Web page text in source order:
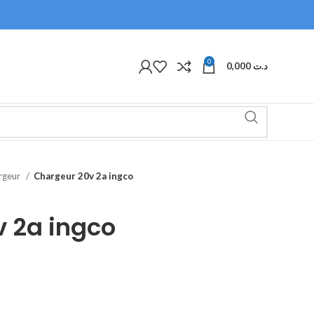
0 د.ت
Chargeur 20v 2a ingco
2a ingco